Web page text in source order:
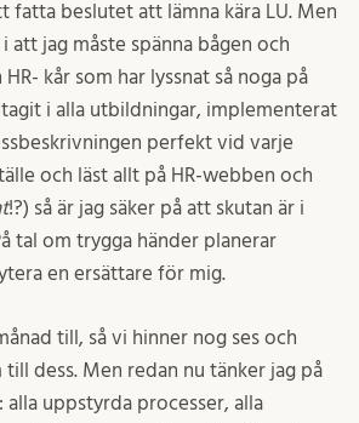
fatta beslutet att lämna kära LU. Men
att jag måste spänna bågen och
kår som har lyssnat så noga på
i alla utbildningar, implementerat
perfekt vid varje
och läst allt på HR-webben och
!?) så är jag säker på att skutan är i
tal om trygga händer planerar
en ersättare för mig.
till, så vi hinner nog ses och
dess. Men redan nu tänker jag på
uppstyrda processer, alla